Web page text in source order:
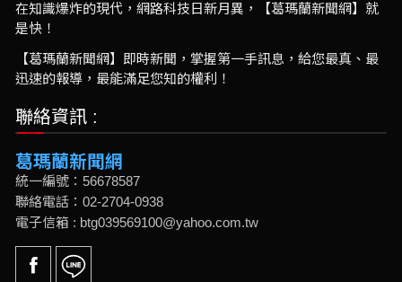
在知識爆炸的現代，網路科技日新月異，【葛瑪蘭新聞網】就
是快！
【葛瑪蘭新聞網】即時新聞，掌握第一手訊息，給您最真、最
迅速的報導，最能滿足您知的權利！
聯絡資訊 :
葛瑪蘭新聞網
統一編號：56678587
聯絡電話：02-2704-0938
電子信箱 : btg039569100@yahoo.com.tw